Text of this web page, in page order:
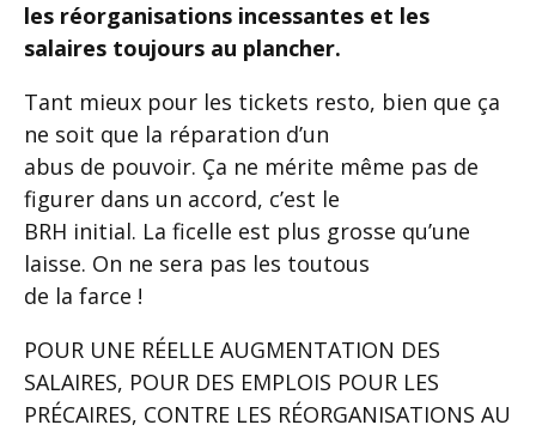
les réorganisations incessantes et les
salaires toujours au plancher.
Tant mieux pour les tickets resto, bien que ça
ne soit que la réparation d’un
abus de pouvoir. Ça ne mérite même pas de
figurer dans un accord, c’est le
BRH initial. La ficelle est plus grosse qu’une
laisse. On ne sera pas les toutous
de la farce !
POUR UNE RÉELLE AUGMENTATION DES
SALAIRES, POUR DES EMPLOIS POUR LES
PRÉCAIRES, CONTRE LES RÉORGANISATIONS AU